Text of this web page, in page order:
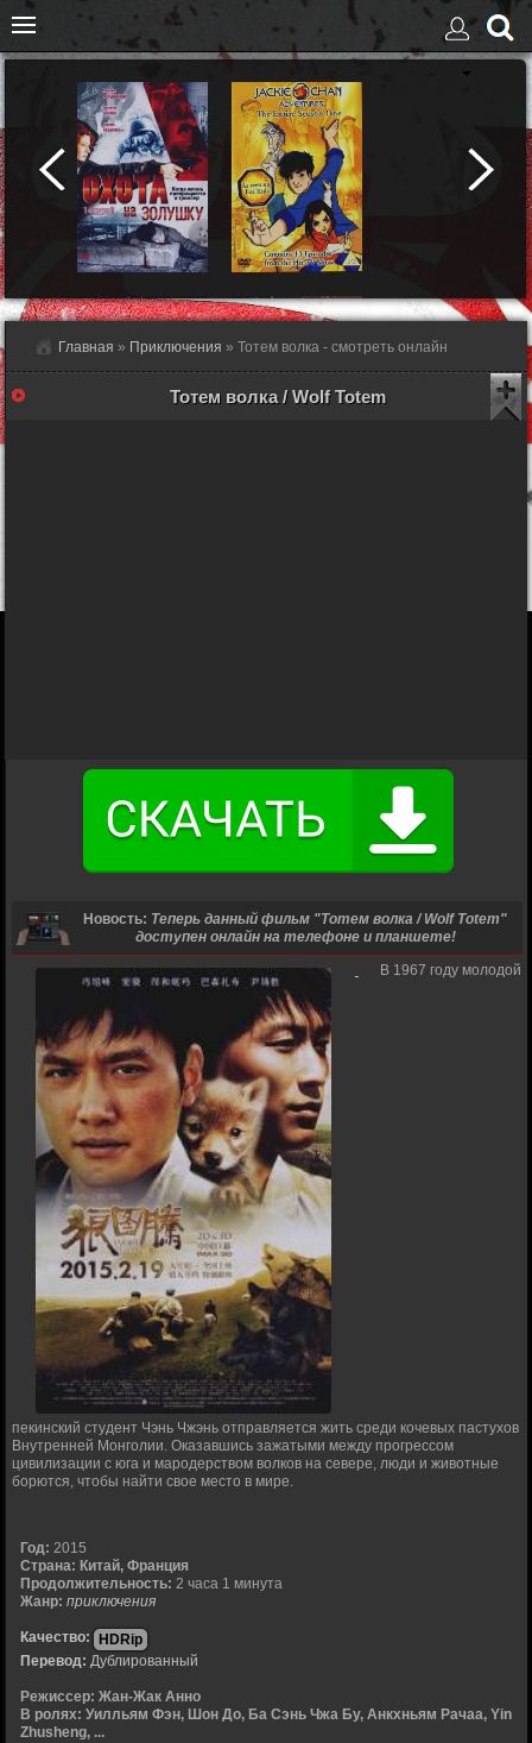
Главная » Приключения » Тотем волка - смотреть онлайн
Тотем волка / Wolf Totem
Новость: Теперь данный фильм "Тотем волка / Wolf Totem"
доступен онлайн на телефоне и планшете!
В 1967 году молодой
пекинский студент Чэнь Чжэнь отправляется жить среди кочевых пастухов
Внутренней Монголии. Оказавшись зажатыми между прогрессом
цивилизации с юга и мародерством волков на севере, люди и животные
борются, чтобы найти свое место в мире.
Год: 2015
Страна: Китай, Франция
Продолжительность: 2 часа 1 минута
Жанр: приключения
Качество:
HDRip
Перевод: Дублированный
Режиссер: Жан-Жак Анно
В ролях: Уилльям Фэн, Шон До, Ба Сэнь Чжа Бу, Анкхньям Рачаа, Yin
Zhusheng, ...